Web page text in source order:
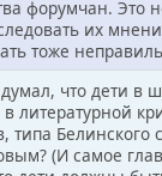
форумчан. Это
их
тоже
что дети в
литературной
типа
(И самое